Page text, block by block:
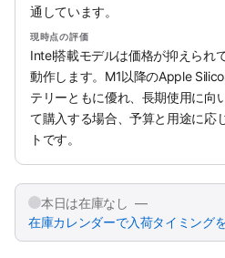
通しています。
現時点の評価
Intel搭載モデルは価格が抑えられ
動作します。M1以降のApple
テリーともに優れ、長期使用に向
て購入する場合、予算と用途に応
トです。
本日は在庫なし —
在庫カレンダーで入荷タイミング